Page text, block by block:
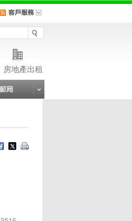
房地產出租